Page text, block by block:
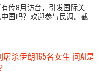
传8月访台，引发国际关
国吗？欢迎参与民调。截
屠杀伊朗165名女生 问AI是